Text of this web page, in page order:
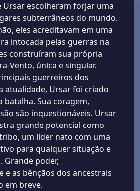
Ursar escolheram forjar uma
subterrâneos do mundo.
eles acreditavam em uma
intocada pelas guerras na
construíram sua própria
Vento, única e singular.
guerreiros dos
atualidade, Ursar foi criado
batalha. Sua coragem,
são inquestionáveis. Ursar
grande potencial como
um líder nato com uma
para qualquer situação e
Grande poder,
e as bênçãos dos ancestrais
em breve.